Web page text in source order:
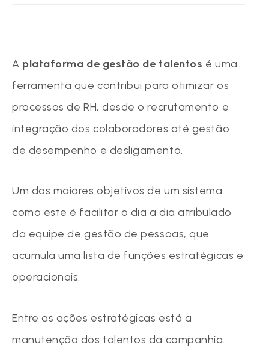
A plataforma de gestão de talentos é uma
ferramenta que contribui para otimizar os
processos de RH, desde o recrutamento e
integração dos colaboradores até gestão
de desempenho e desligamento.
Um dos maiores objetivos de um sistema
como este é facilitar o dia a dia atribulado
da equipe de gestão de pessoas, que
acumula uma lista de funções estratégicas e
operacionais.
Entre as ações estratégicas está a
manutenção dos talentos da companhia.